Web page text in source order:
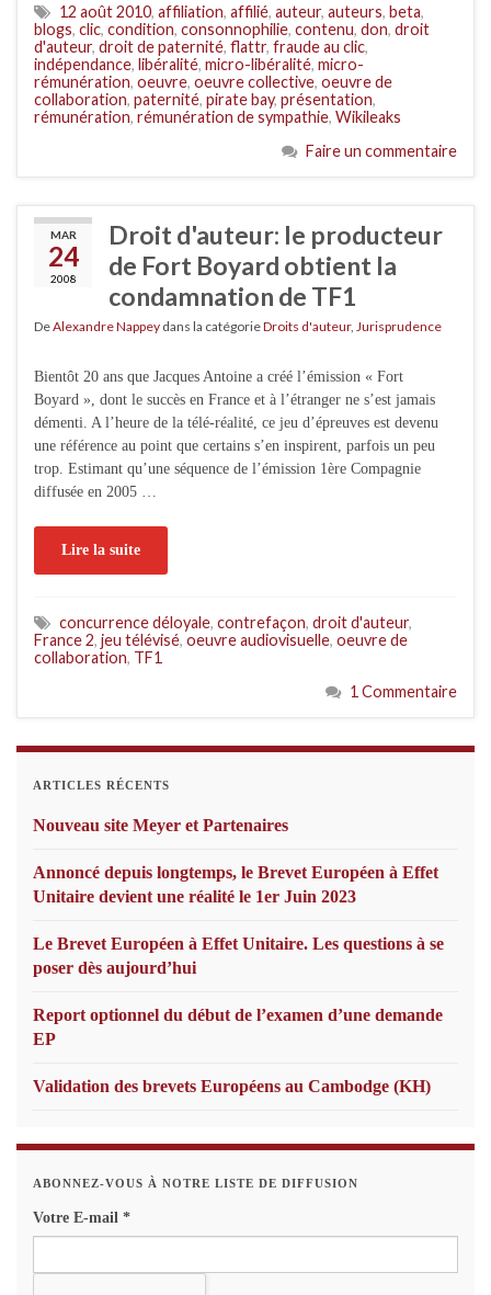
12 août 2010, affiliation, affilié, auteur, auteurs, beta,
blogs, clic, condition, consonnophilie, contenu, don, droit
d'auteur, droit de paternité, flattr, fraude au clic,
indépendance, libéralité, micro-libéralité, micro-
rémunération, oeuvre, oeuvre collective, oeuvre de
collaboration, paternité, pirate bay, présentation,
rémunération, rémunération de sympathie, Wikileaks
Faire un commentaire
MAR
24
2008
Droit d'auteur: le producteur
de Fort Boyard obtient la
condamnation de TF1
DeAlexandre Nappey dans la catégorieDroits d'auteur, Jurisprudence
Bientôt 20 ans que Jacques Antoine a créé l’émission « Fort
Boyard », dont le succès en France et à l’étranger ne s’est jamais
démenti. A l’heure de la télé-réalité, ce jeu d’épreuves est devenu
une référence au point que certains s’en inspirent, parfois un peu
trop. Estimant qu’une séquence de l’émission 1ère Compagnie
diffusée en 2005 …
Lire la suite
concurrence déloyale, contrefaçon, droit d'auteur,
France 2, jeu télévisé, oeuvre audiovisuelle, oeuvre de
collaboration, TF1
1 Commentaire
ARTICLES RÉCENTS
Nouveau site Meyer et Partenaires
Annoncé depuis longtemps, le Brevet Européen à Effet
Unitaire devient une réalité le 1er Juin 2023
Le Brevet Européen à Effet Unitaire. Les questions à se
poser dès aujourd’hui
Report optionnel du début de l’examen d’une demande
EP
Validation des brevets Européens au Cambodge (KH)
ABONNEZ-VOUS À NOTRE LISTE DE DIFFUSION
Votre E-mail *